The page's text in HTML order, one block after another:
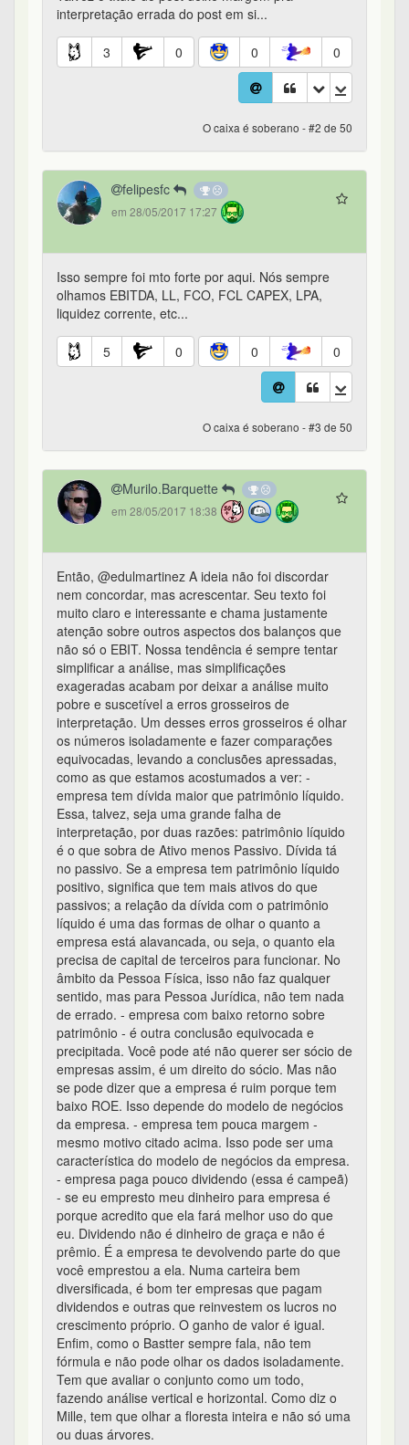
interpretação errada do post em si...
3 0 0 0
O caixa é soberano - #2 de 50
felipesfc
em 28/05/2017 17:27
Isso sempre foi mto forte por aqui. Nós sempre
olhamos EBITDA, LL, FCO, FCL CAPEX, LPA,
liquidez corrente, etc...
5 0 0 0
O caixa é soberano - #3 de 50
Murilo.Barquette
em 28/05/2017 18:38
Então, @edulmartinez A ideia não foi discordar
nem concordar, mas acrescentar. Seu texto foi
muito claro e interessante e chama justamente
atenção sobre outros aspectos dos balanços que
não só o EBIT. Nossa tendência é sempre tentar
simplificar a análise, mas simplificações
exageradas acabam por deixar a análise muito
pobre e suscetível a erros grosseiros de
interpretação. Um desses erros grosseiros é olhar
os números isoladamente e fazer comparações
equivocadas, levando a conclusões apressadas,
como as que estamos acostumados a ver: -
empresa tem dívida maior que patrimônio líquido.
Essa, talvez, seja uma grande falha de
interpretação, por duas razões: patrimônio líquido
é o que sobra de Ativo menos Passivo. Dívida tá
no passivo. Se a empresa tem patrimônio líquido
positivo, significa que tem mais ativos do que
passivos; a relação da dívida com o patrimônio
líquido é uma das formas de olhar o quanto a
empresa está alavancada, ou seja, o quanto ela
precisa de capital de terceiros para funcionar. No
âmbito da Pessoa Física, isso não faz qualquer
sentido, mas para Pessoa Jurídica, não tem nada
de errado. - empresa com baixo retorno sobre
patrimônio - é outra conclusão equivocada e
precipitada. Você pode até não querer ser sócio de
empresas assim, é um direito do sócio. Mas não
se pode dizer que a empresa é ruim porque tem
baixo ROE. Isso depende do modelo de negócios
da empresa. - empresa tem pouca margem -
mesmo motivo citado acima. Isso pode ser uma
característica do modelo de negócios da empresa.
- empresa paga pouco dividendo (essa é campeã)
- se eu empresto meu dinheiro para empresa é
porque acredito que ela fará melhor uso do que
eu. Dividendo não é dinheiro de graça e não é
prêmio. É a empresa te devolvendo parte do que
você emprestou a ela. Numa carteira bem
diversificada, é bom ter empresas que pagam
dividendos e outras que reinvestem os lucros no
crescimento próprio. O ganho de valor é igual.
Enfim, como o Bastter sempre fala, não tem
fórmula e não pode olhar os dados isoladamente.
Tem que avaliar o conjunto como um todo,
fazendo análise vertical e horizontal. Como diz o
Mille, tem que olhar a floresta inteira e não só uma
ou duas árvores.